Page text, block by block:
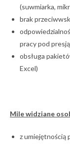
(suwmiarka,
brak
pracy pod
obsługa
Excel)
Mile widziane
z umiejętnością